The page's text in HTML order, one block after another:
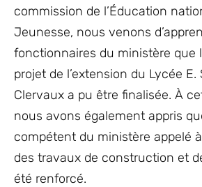
commission de l’Éducation
Jeunesse, nous venons
fonctionnaires du ministère que
projet de l’extension du Lycée
Clervaux a pu être finalisée. À
nous avons également appris
compétent du ministère appelé
des travaux de construction et
été renforcé.